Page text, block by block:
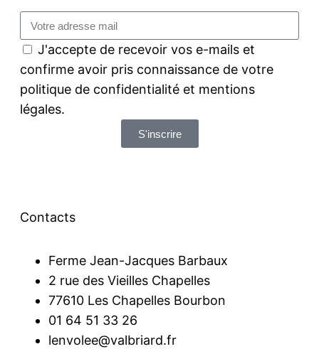
J'accepte de recevoir vos e-mails et
confirme avoir pris connaissance de votre
politique de confidentialité et mentions
légales.
S'inscrire
Contacts
Ferme Jean-Jacques Barbaux
2 rue des Vieilles Chapelles
77610 Les Chapelles Bourbon
01 64 51 33 26
lenvolee@valbriard.fr